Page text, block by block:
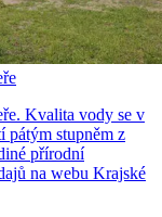
Kvalita vody se v
pátým stupněm z
přírodní
na webu Krajské